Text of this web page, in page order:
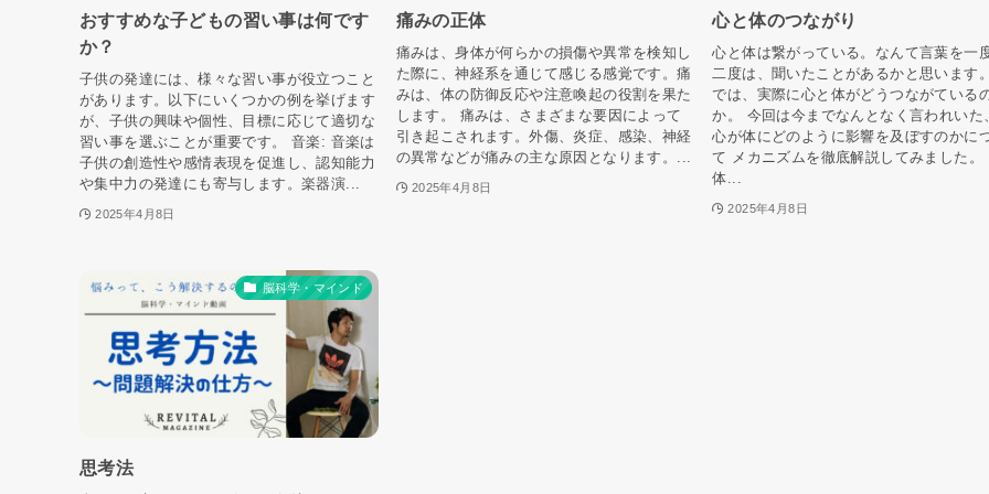
おすすめな子どもの習い事は何です
か？
子供の発達には、様々な習い事が役立つこと
があります。以下にいくつかの例を挙げます
が、子供の興味や個性、目標に応じて適切な
習い事を選ぶことが重要です。 音楽: 音楽は
子供の創造性や感情表現を促進し、認知能力
や集中力の発達にも寄与します。楽器演...
2025年4月8日
痛みの正体
痛みは、身体が何らかの損傷や異常を検知し
た際に、神経系を通じて感じる感覚です。痛
みは、体の防御反応や注意喚起の役割を果た
します。 痛みは、さまざまな要因によって
引き起こされます。外傷、炎症、感染、神経
の異常などが痛みの主な原因となります。...
2025年4月8日
心と体のつながり
心と体は繋がっている。なんて言葉を一
二度は、聞いたことがあるかと思います。
では、実際に心と体がどうつながている
か。 今回は今までなんとなく言われいた、
心が体にどのように影響を及ぼすのかに
て メカニズムを徹底解説してみました。
体...
2025年4月8日
脳科学・マインド
思考法